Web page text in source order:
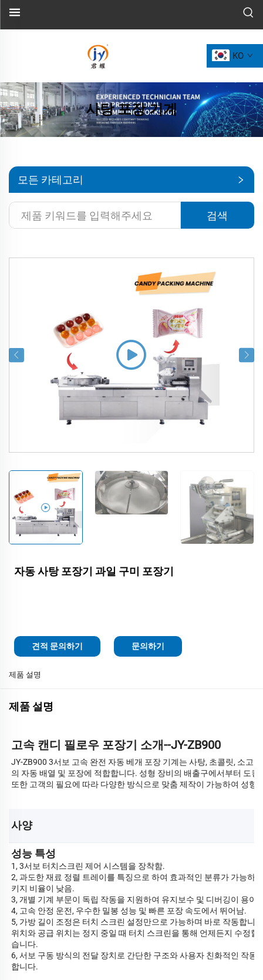
KO
사탕 포장 기계
모든 카테고리
검색
자동 사탕 포장기 과일 구미 포장기
견적 문의하기 문의하기
제품 설명
제품 설명
고속 캔디 필로우 포장기 소개--JY-ZB900
JY-ZB900 3서보 고속 완전 자동 베개 포장 기계는 사탕, 초콜릿, 소고
의 자동 배열 및 포장에 적합합니다. 성형 장비의 배출구에서부터 도
또한 고객의 필요에 따라 다양한 방식으로 맞춤 제작이 가능하여 성
사양
성능 특성
1, 3서보 터치스크린 제어 시스템을 장착함.
2, 과도한 재료 정렬 트레이를 특징으로 하여 효과적인 분류가 가능하
키지 비율이 낮음.
3, 개별 기계 부문이 독립 작동을 지원하여 유지보수 및 디버깅이 용이
4, 고속 안정 운전, 우수한 밀봉 성능 및 빠른 포장 속도에서 뛰어남.
5, 가방 길이 조정은 터치 스크린 설정만으로 가능하며 바로 작동합니
위치와 공급 위치는 정지 중일 때 터치 스크린을 통해 언제든지 수정할
습니다.
6, 서보 구동 방식의 전달 장치로 간단한 구조와 사용자 친화적인 작동
합니다.